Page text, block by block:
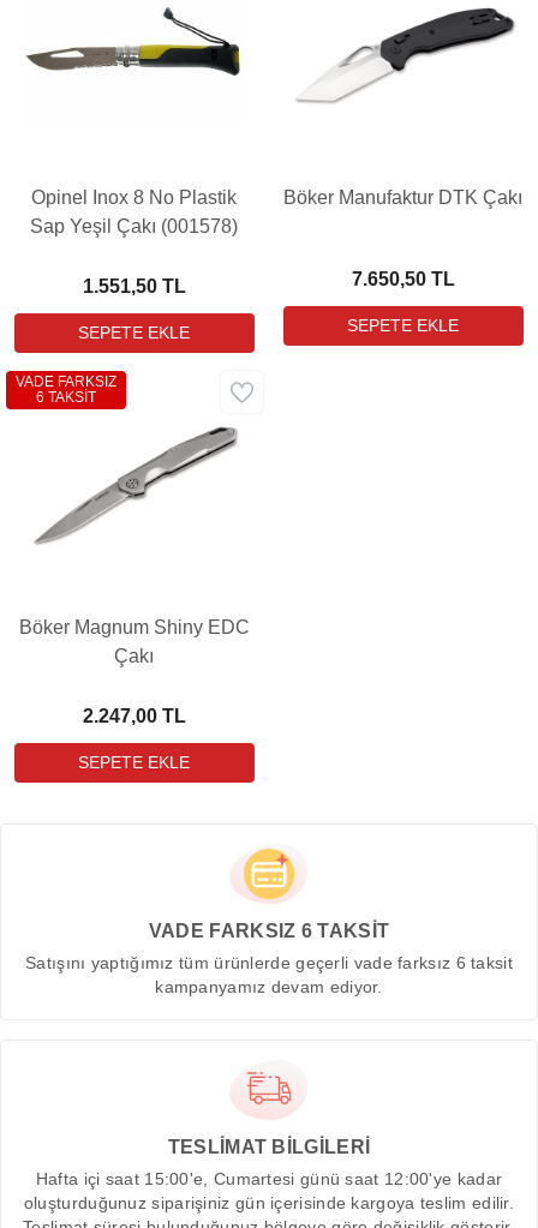
Opinel Inox 8 No Plastik
Sap Yeşil Çakı (001578)
1.551,50 TL
Böker Manufaktur DTK Çakı
7.650,50 TL
Böker Magnum Shiny EDC
Çakı
2.247,00 TL
VADE FARKSIZ
6 TAKSİT
VADE FARKSIZ 6 TAKSİT
Satışını yaptığımız tüm ürünlerde geçerli vade farksız 6 taksit
kampanyamız devam ediyor.
TESLİMAT BİLGİLERİ
Hafta içi saat 15:00'e, Cumartesi günü saat 12:00'ye kadar
oluşturduğunuz siparişiniz gün içerisinde kargoya teslim edilir.